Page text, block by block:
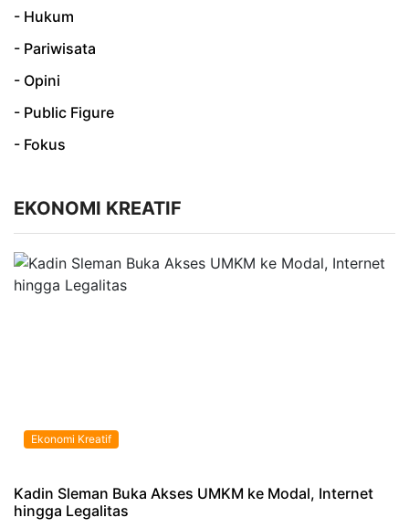
- Hukum
- Pariwisata
- Opini
- Public Figure
- Fokus
EKONOMI KREATIF
Ekonomi Kreatif
Kadin Sleman Buka Akses UMKM ke Modal, Internet
hingga Legalitas